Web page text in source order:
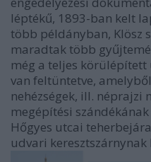
léptékű, 1893-ban kelt
több példányban, Klösz
maradtak több
még a teljes
van feltüntetve,
nehézségek, ill. néprajzi
megépítési
Hőgyes utcai
udvari